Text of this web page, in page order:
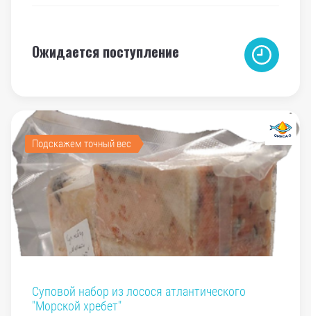
Ожидается поступление
Суповой набор из лосося атлантического
"Морской хребет"
Подскажем точный вес